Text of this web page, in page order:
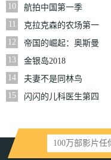
10
航拍中国第一季
11
克拉克森的农场第一
季
12
帝国的崛起：奥斯曼
第一季
13
金银岛2018
14
夫妻不是同林鸟
15
闪闪的儿科医生第四